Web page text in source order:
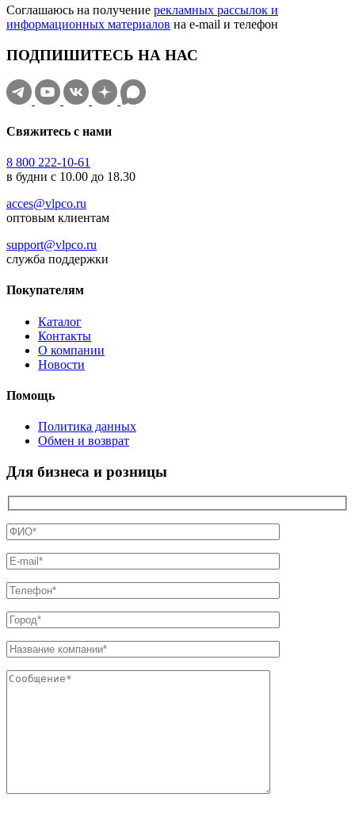
Соглашаюсь на получение рекламных рассылок и
информационных материалов на e‑mail и телефон
ПОДПИШИТЕСЬ НА НАС
Свяжитесь с нами
8 800 222-10-61
в будни с 10.00 до 18.30
acces@vlpco.ru
оптовым клиентам
support@vlpco.ru
служба поддержки
Покупателям
Каталог
Контакты
О компании
Новости
Помощь
Политика данных
Обмен и возврат
Для бизнеса и розницы